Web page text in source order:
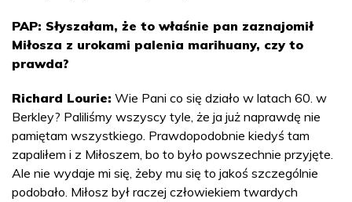
PAP: Słyszałam, że to właśnie pan zaznajomił
Miłosza z urokami palenia marihuany, czy to
prawda?
Richard Lourie: Wie Pani co się działo w latach 60. w
Berkley? Paliliśmy wszyscy tyle, że ja już naprawdę nie
pamiętam wszystkiego. Prawdopodobnie kiedyś tam
zapaliłem i z Miłoszem, bo to było powszechnie przyjęte.
Ale nie wydaje mi się, żeby mu się to jakoś szczególnie
podobało. Miłosz był raczej człowiekiem twardych